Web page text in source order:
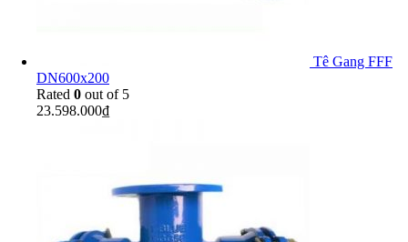
Tê Gang FFF
DN600x200
Rated 0 out of 5
23.598.000₫